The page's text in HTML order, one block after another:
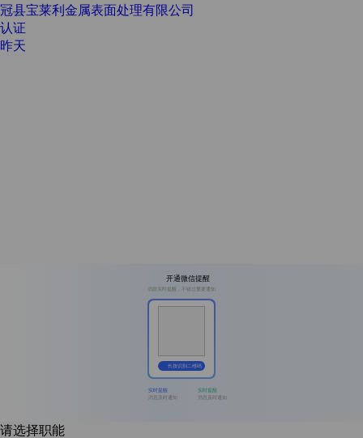
冠县宝莱利金属表面处理有限公司
认证
昨天
开通微信提醒
消息实时提醒，不错过重要通知
长按识别二维码
实时提醒
消息及时通知
实时提醒
消息及时通知
请选择职能